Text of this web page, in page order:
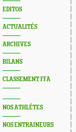
EDITOS
ACTUALITÉS
ARCHIVES
BILANS
CLASSEMENT FFA
NOS ATHLÉTES
NOS ENTRAINEURS